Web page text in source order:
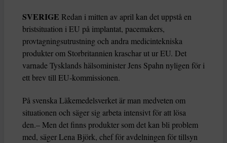
SVERIGE Redan i mitten av april kan det uppstå en
bristsituation i EU på implantat, pacemakers,
provtagningsutrustning och andra medicintekniska
produkter om Storbritannien kraschar ut ur EU. Det
varnade Tysklands hälsominister Jens Spahn nyligen för i
ett brev till EU-kommissionen.
På svenska Läkemedelsverket är man medveten om
situationen och säger sig arbeta intensivt för att lösa
den.– Men det finns produkter som det kan bli problem
med, säger Lena Björk, chef för avdelningen för tillsyn